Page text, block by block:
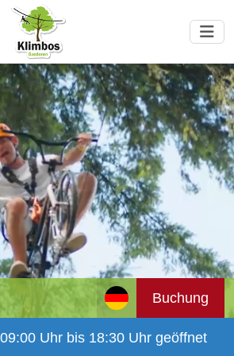
Buchung
Uhr bis 18:30 Uhr geöffnet